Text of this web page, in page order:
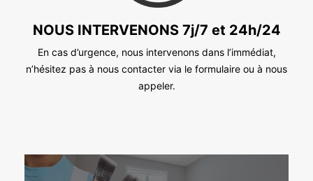
NOUS INTERVENONS 7j/7 et 24h/24
En cas d’urgence, nous intervenons dans l’immédiat,
n’hésitez pas à nous contacter via le formulaire ou à nous
appeler.